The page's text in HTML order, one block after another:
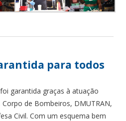
para todos
garantida graças à atuação
de Bombeiros, DMUTRAN,
Civil. Com um esquema bem